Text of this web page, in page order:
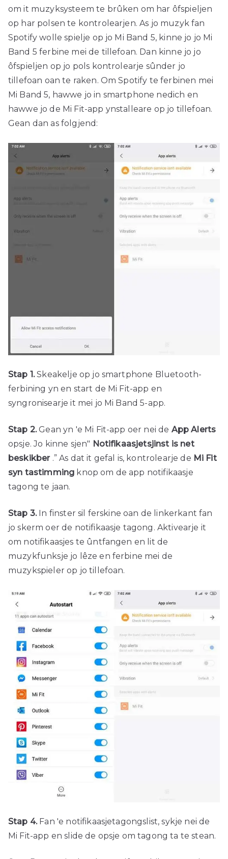
om it muzyksysteem te brûken om har ôfspieljen
op har polsen te kontrolearjen. As jo ​​muzyk fan
Spotify wolle spielje op jo Mi Band 5, kinne jo jo Mi
Band 5 ferbine mei de tillefoan. Dan kinne jo jo
ôfspieljen op jo pols kontrolearje sûnder jo
tillefoan oan te raken. Om Spotify te ferbinen mei
Mi Band 5, hawwe jo in smartphone nedich en
hawwe jo de Mi Fit-app ynstalleare op jo tillefoan.
Gean dan as folgjend:
Stap 1.Skeakelje op jo smartphone Bluetooth-
ferbining yn en start de Mi Fit-app en
syngronisearje it mei jo Mi Band 5-app.
Stap 2.Gean yn 'e Mi Fit-app oer nei de App Alerts
opsje. Jo kinne sjen" Notifikaasjetsjinst is net
beskikber.” As dat it gefal is, kontrolearje de Mi Fit
syn tastimming knop om de app notifikaasje
tagong te jaan.
Stap 3.In finster sil ferskine oan de linkerkant fan
jo skerm oer de notifikaasje tagong. Aktivearje it
om notifikaasjes te ûntfangen en lit de
muzykfunksje jo lêze en ferbine mei de
muzykspieler op jo tillefoan.
Stap 4.Fan 'e notifikaasjetagongslist, sykje nei de
Mi Fit-app en slide de opsje om tagong ta te stean.